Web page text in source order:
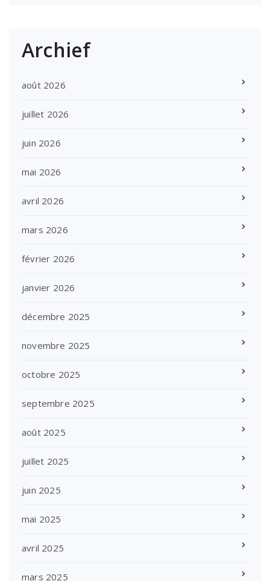
Archief
août 2026
juillet 2026
juin 2026
mai 2026
avril 2026
mars 2026
février 2026
janvier 2026
décembre 2025
novembre 2025
octobre 2025
septembre 2025
août 2025
juillet 2025
juin 2025
mai 2025
avril 2025
mars 2025